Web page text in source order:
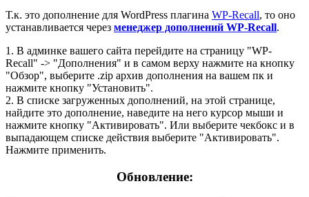
Т.к. это дополнение для WordPress плагина WP-Recall, то оно
устанавливается через менеджер дополнений WP-Recall.
1. В админке вашего сайта перейдите на страницу "WP-
Recall" -> "Дополнения" и в самом верху нажмите на кнопку
"Обзор", выберите .zip архив дополнения на вашем пк и
нажмите кнопку "Установить".
2. В списке загруженных дополнений, на этой странице,
найдите это дополнение, наведите на него курсор мыши и
нажмите кнопку "Активировать". Или выберите чекбокс и в
выпадающем списке действия выберите "Активировать".
Нажмите применить.
Обновление: